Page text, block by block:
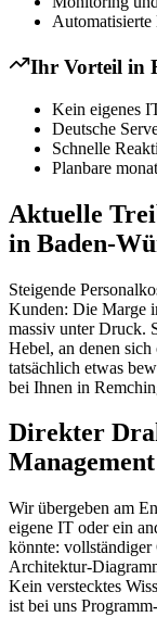
Automatisierte
Ihr Vorteil in
Kein eigenes
Deutsche
Schnelle
Planbare
Aktuelle
in Baden-
Steigende
Kunden: Die Marge
massiv unter Druck.
Hebel, an denen sich
tatsächlich etwas
bei Ihnen in
Direkter
Wir übergeben am
eigene IT oder ein
könnte:
Architektur-
Kein verstecktes
ist bei uns